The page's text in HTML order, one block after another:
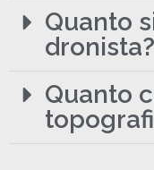
Quanto
dronista?
Quanto